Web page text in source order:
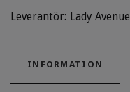
Leverantör: Lady Avenue
INFORMATION